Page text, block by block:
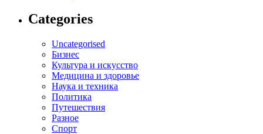
Categories
Uncategorised
Бизнес
Культура и искусство
Медицина и здоровье
Наука и техника
Политика
Путешествия
Разное
Спорт